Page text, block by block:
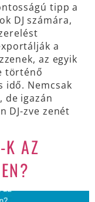
tipp a
DJ számára,
a
az egyik
történő
idő. Nemcsak
de igazán
DJ-zve zenét
K AZ